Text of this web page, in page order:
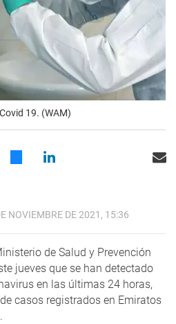
19. (WAM)
NOVIEMBRE DE 2021, 15:36
de Salud y Prevención
jueves que se han detectado
en las últimas 24 horas,
casos registrados en Emiratos